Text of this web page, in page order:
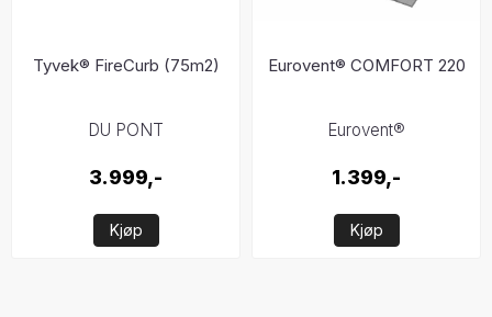
Tyvek® FireCurb (75m2)
DU PONT
3.999,-
Kjøp
Eurovent® COMFORT 220
Eurovent®
1.399,-
Kjøp